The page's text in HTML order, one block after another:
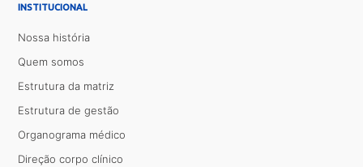
INSTITUCIONAL
Nossa história
Quem somos
Estrutura da matriz
Estrutura de gestão
Organograma médico
Direção corpo clínico